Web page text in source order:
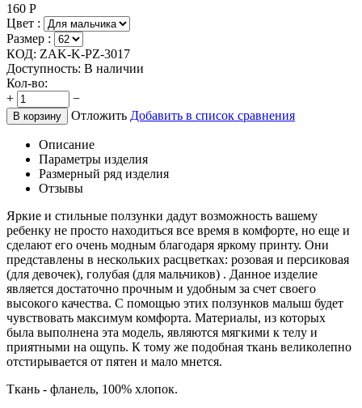
160 Р
Цвет :
Размер :
КОД: ZAK-K-PZ-3017
Доступность: В наличии
Кол-во:
+
−
В корзину Отложить Добавить в список сравнения
Описание
Параметры изделия
Размерный ряд изделия
Отзывы
Яркие и стильные ползунки дадут возможность вашему
ребенку не просто находиться все время в комфорте, но еще и
сделают его очень модным благодаря яркому принту. Они
представлены в нескольких расцветках: розовая и персиковая
(для девочек), голубая (для мальчиков) . Данное изделие
является достаточно прочным и удобным за счет своего
высокого качества. С помощью этих ползунков малыш будет
чувствовать максимум комфорта. Материалы, из которых
была выполнена эта модель, являются мягкими к телу и
приятными на ощупь. К тому же подобная ткань великолепно
отстирывается от пятен и мало мнется.
Ткань - фланель, 100% хлопок.